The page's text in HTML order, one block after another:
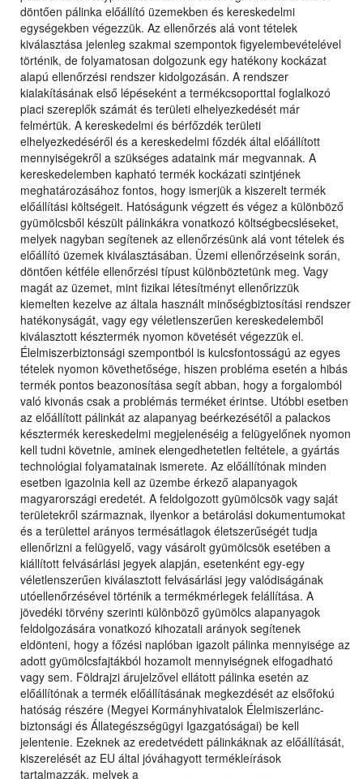
döntően pálinka előállító üzemekben és kereskedelmi
egységekben végezzük. Az ellenőrzés alá vont tételek
kiválasztása jelenleg szakmai szempontok figyelembevételével
történik, de folyamatosan dolgozunk egy hatékony kockázat
alapú ellenőrzési rendszer kidolgozásán. A rendszer
kialakításának első lépéseként a termékcsoporttal foglalkozó
piaci szereplők számát és területi elhelyezkedését már
felmértük. A kereskedelmi és bérfőzdék területi
elhelyezkedéséről és a kereskedelmi főzdék által előállított
mennyiségekről a szükséges adataink már megvannak. A
kereskedelemben kapható termék kockázati szintjének
meghatározásához fontos, hogy ismerjük a kiszerelt termék
előállítási költségeit. Hatóságunk végzett és végez a különböző
gyümölcsből készült pálinkákra vonatkozó költségbecsléseket,
melyek nagyban segítenek az ellenőrzésünk alá vont tételek és
előállító üzemek kiválasztásában. Üzemi ellenőrzéseink során,
döntően kétféle ellenőrzési típust különböztetünk meg. Vagy
magát az üzemet, mint fizikai létesítményt ellenőrizzük
kiemelten kezelve az általa használt minőségbiztosítási rendszer
hatékonyságát, vagy egy véletlenszerűen kereskedelemből
kiválasztott késztermék nyomon követését végezzük el.
Élelmiszerbiztonsági szempontból is kulcsfontosságú az egyes
tételek nyomon követhetősége, hiszen probléma esetén a hibás
termék pontos beazonosítása segít abban, hogy a forgalomból
való kivonás csak a problémás terméket érintse. Utóbbi esetben
az előállított pálinkát az alapanyag beérkezésétől a palackos
késztermék kereskedelmi megjelenéséig a felügyelőnek nyomon
kell tudni követnie, aminek elengedhetetlen feltétele, a gyártás
technológiai folyamatainak ismerete. Az előállítónak minden
esetben igazolnia kell az üzembe érkező alapanyagok
magyarországi eredetét. A feldolgozott gyümölcsök vagy saját
területekről származnak, ilyenkor a betárolási dokumentumokat
és a területtel arányos termésátlagok életszerűségét tudja
ellenőrizni a felügyelő, vagy vásárolt gyümölcsök esetében a
kiállított felvásárlási jegyek alapján, esetenként egy-egy
véletlenszerűen kiválasztott felvásárlási jegy valódiságának
utóellenőrzésével történik a termékmérlegek felállítása. A
jövedéki törvény szerinti különböző gyümölcs alapanyagok
feldolgozására vonatkozó kihozatali arányok segítenek
eldönteni, hogy a főzési naplóban igazolt pálinka mennyisége az
adott gyümölcsfajtákból hozamolt mennyiségnek elfogadható
vagy sem. Földrajzi árujelzővel ellátott pálinka esetén az
előállítónak a termék előállításának megkezdését az elsőfokú
hatóság részére (Megyei Kormányhivatalok Élelmiszerlánc-
biztonsági és Állategészségügyi Igazgatóságai) be kell
jelentenie. Ezeknek az eredetvédett pálinkáknak az előállítását,
kiszerelését az EU által jóváhagyott termékleírások
tartalmazzák, melyek a